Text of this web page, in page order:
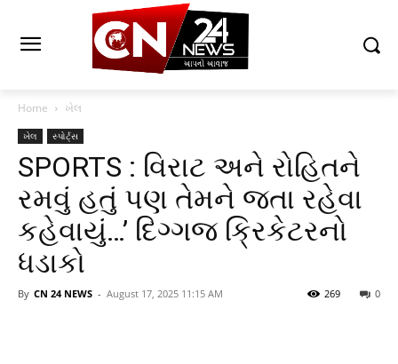
Home ખેલ
ખેલ સ્પોર્ટ્સ
SPORTS : વિરાટ અને રોહિતને
રમવું હતું પણ તેમને જતા રહેવા
કહેવાયું…’ દિગ્ગજ ક્રિકેટરનો
ધડાકો
By CN 24 NEWS - August 17, 2025 11:15 AM 0
269